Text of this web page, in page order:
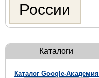
России
Каталоги
Каталог Google-Академия